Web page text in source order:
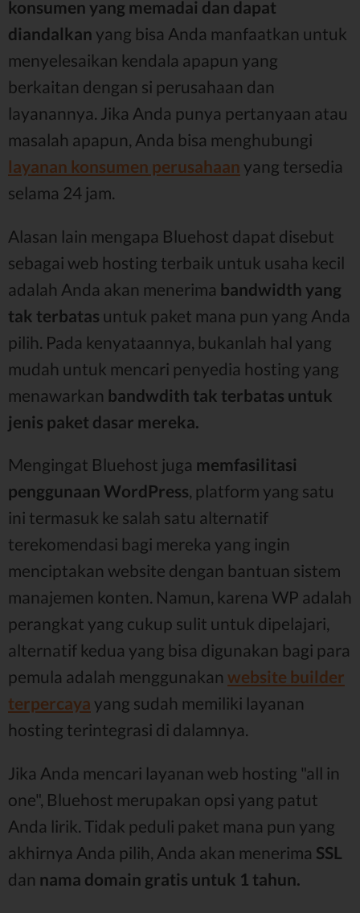
konsumen yang memadai dan dapat
diandalkan yang bisa Anda manfaatkan untuk
menyelesaikan kendala apapun yang
berkaitan dengan si perusahaan dan
layanannya. Jika Anda punya pertanyaan atau
masalah apapun, Anda bisa menghubungi
layanan konsumen perusahaan yang tersedia
selama 24 jam.
Alasan lain mengapa Bluehost dapat disebut
sebagai web hosting terbaik untuk usaha kecil
adalah Anda akan menerima bandwidth yang
tak terbatas untuk paket mana pun yang Anda
pilih. Pada kenyataannya, bukanlah hal yang
mudah untuk mencari penyedia hosting yang
menawarkan bandwdith tak terbatas untuk
jenis paket dasar mereka.
Mengingat Bluehost juga memfasilitasi
penggunaan WordPress, platform yang satu
ini termasuk ke salah satu alternatif
terekomendasi bagi mereka yang ingin
menciptakan website dengan bantuan sistem
manajemen konten. Namun, karena WP adalah
perangkat yang cukup sulit untuk dipelajari,
alternatif kedua yang bisa digunakan bagi para
pemula adalah menggunakan website builder
terpercaya yang sudah memiliki layanan
hosting terintegrasi di dalamnya.
Jika Anda mencari layanan web hosting "all in
one", Bluehost merupakan opsi yang patut
Anda lirik. Tidak peduli paket mana pun yang
akhirnya Anda pilih, Anda akan menerima SSL
dan nama domain gratis untuk 1 tahun.